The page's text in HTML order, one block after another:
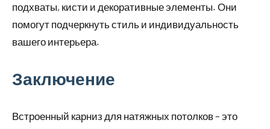
подхваты, кисти и декоративные элементы. Они
помогут подчеркнуть стиль и индивидуальность
вашего интерьера.
Заключение
Встроенный карниз для натяжных потолков – это